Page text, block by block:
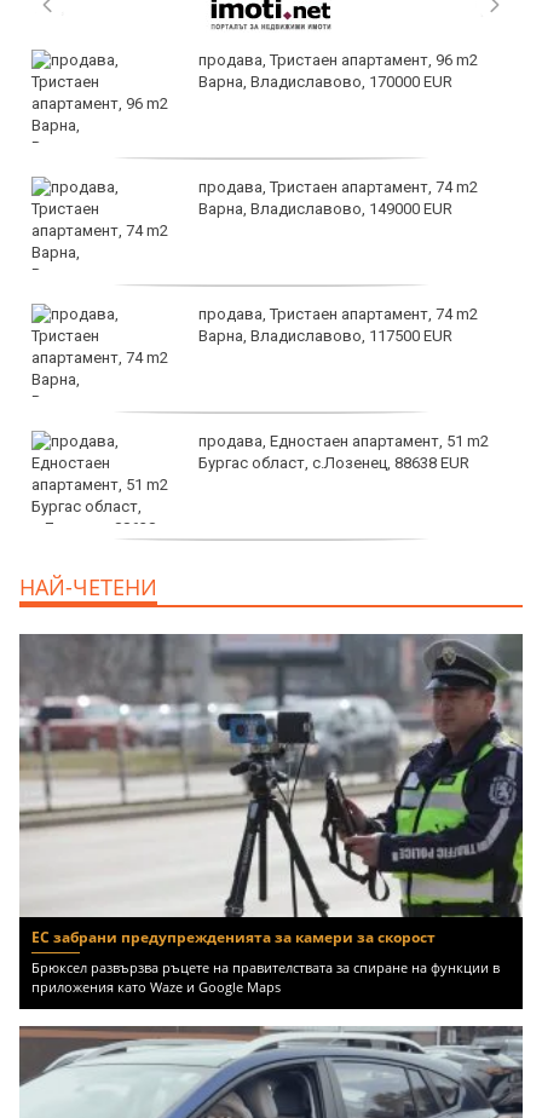
продава, Тристаен апартамент, 96 m2
Варна, Владиславово, 170000 EUR
продава, Тристаен апартамент, 74 m2
Варна, Владиславово, 149000 EUR
продава, Тристаен апартамент, 74 m2
Варна, Владиславово, 117500 EUR
продава, Едностаен апартамент, 51 m2
Бургас област, с.Лозенец, 88638 EUR
EUR
НАЙ-ЧЕТЕНИ
ЕС забрани предупрежденията за камери за скорост
Брюксел развързва ръцете на правителствата за спиране на функции в
приложения като Waze и Google Maps